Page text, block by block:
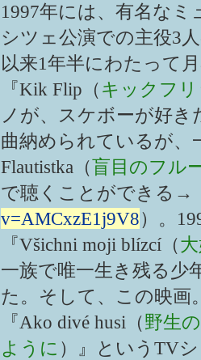
1997年には、有名な
シツェ公演での主役3
以来1年半にわたって
『Kik Flip（キックフ
ノが、スケボーが好
曲納められているが、
Flautistka（盲目のフル
で聴くことができる→
v=AMCxzE1j9V8）。
『Všichni moji blízcí（
一族で唯一生き残る少
た。そして、この映画
『Ako divé husi（野生
ように ）』というTV